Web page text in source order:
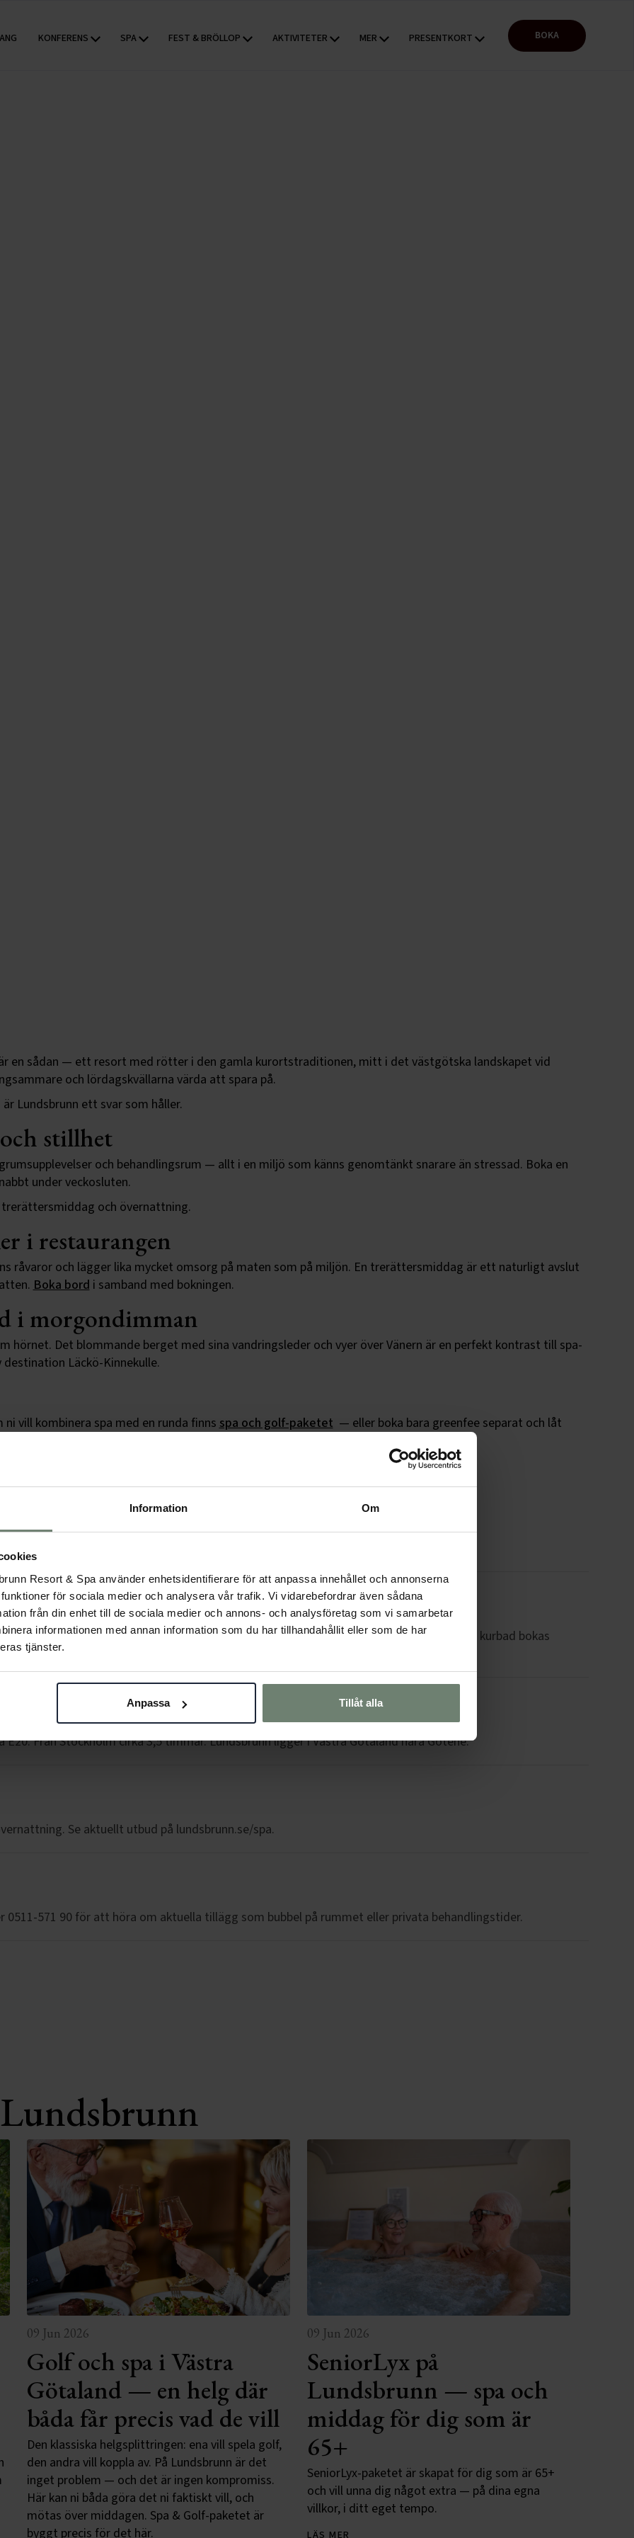
Information Om
Resort & Spa använder enhetsidentifierare för att anpassa innehållet och annonserna
för sociala medier och analysera vår trafik. Vi vidarebefordrar även sådana
från din enhet till de sociala medier och annons- och analysföretag som vi samarbetar
informationen med annan information som du har tillhandahållit eller som de har
tjänster.
Anpassa Tillåt alla
KONFERENS SPA FEST & BRÖLLOP AKTIVITETER MER PRESENTKORT BOKA
en sådan — ett resort med rötter i den gamla kurortstraditionen, mitt i det västgötska landskapet vid
och lördagskvällarna värda att spara på.
Lundsbrunn ett svar som håller.
stillhet
och behandlingsrum — allt i en miljö som känns genomtänkt snarare än stressad. Boka en
under veckosluten.
och övernattning.
i restaurangen
råvaror och lägger lika mycket omsorg på maten som på miljön. En trerättersmiddag är ett naturligt avslut
Boka bordi samband med bokningen.
i morgondimman
hörnet. Det blommande berget med sina vandringsleder och vyer över Vänern är en perfekt kontrast till spa-
Läckö-Kinnekulle.
vill kombinera spa med en runda finnsspa och golf-paketet— eller boka bara greenfee separat och låt
i restaurangen och övernattning med frukost. Behandlingar som massage och kurbad bokas
Från Stockholm cirka 3,5 timmar. Lundsbrunn ligger i Västra Götaland nära Götene.
Se aktuellt utbud på lundsbrunn.se/spa.
571 90 för att höra om aktuella tillägg som bubbel på rummet eller privata behandlingstider.
09 Jun 2026
Golf och spa i Västra
Götaland — en helg där
båda får precis vad de vill
Den klassiska helgsplittringen: ena vill spela golf,
den andra vill koppla av. På Lundsbrunn är det
inget problem — och det är ingen kompromiss.
Här kan ni båda göra det ni faktiskt vill, och
mötas över middagen. Spa & Golf-paketet är
byggt precis för det här.
09 Jun 2026
SeniorLyx på
Lundsbrunn — spa och
middag för dig som är
65+
SeniorLyx-paketet är skapat för dig som är 65+
och vill unna dig något extra — på dina egna
villkor, i ditt eget tempo.
LÄS MER